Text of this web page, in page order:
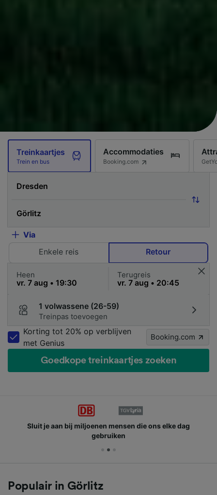
Treinkaartjes
Trein en bus
Accommodaties
Booking.com
Via
Enkele reis
Retour
Heen Terugreis
1 volwassene (26-59)
Treinpas toevoegen
Korting tot 20% op verblijven
met Genius
Booking.com
Goedkope treinkaartjes zoeken
Sluit je aan bij miljoenen mensen die ons elke dag
gebruiken
Populair in Görlitz